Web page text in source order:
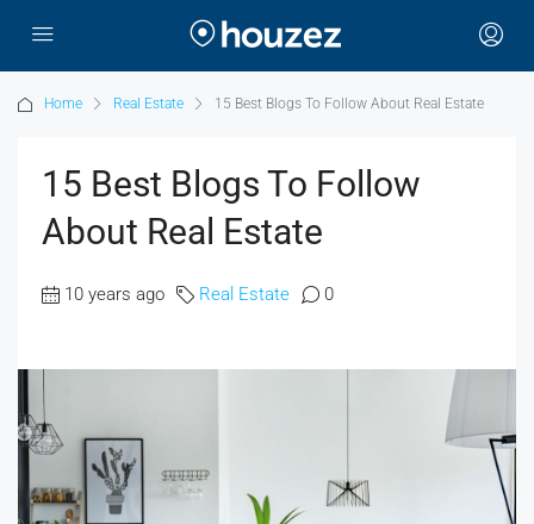
Home Real Estate 15 Best Blogs To Follow About Real Estate
15 Best Blogs To Follow
About Real Estate
10 years ago Real Estate 0